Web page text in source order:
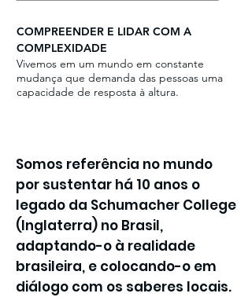
COMPREENDER E LIDAR COM A
COMPLEXIDADE
Vivemos em um mundo em constante
mudança que demanda das pessoas uma
capacidade de resposta à altura.
Somos referência no mundo
por sustentar há 10 anos o
legado da Schumacher College
(Inglaterra) no Brasil,
adaptando-o à realidade
brasileira, e colocando-o em
diálogo com os saberes locais.